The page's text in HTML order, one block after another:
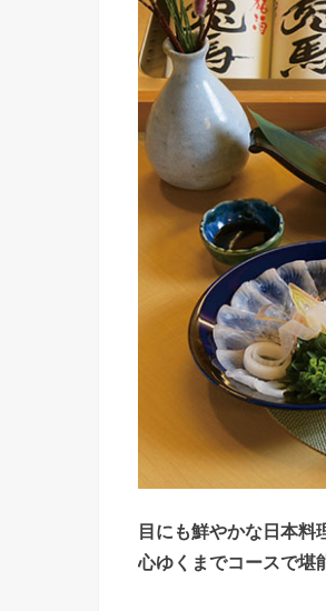
目にも鮮やかな日本料
心ゆくまでコースで堪